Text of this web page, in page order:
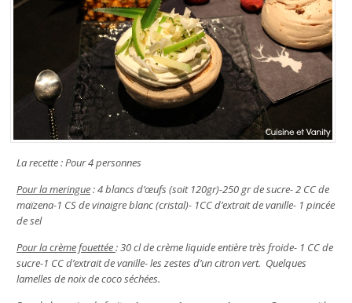
La recette : Pour 4 personnes
Pour la meringue: 4 blancs d’œufs (soit 120gr)-250 gr de sucre- 2 CC de
maïzena-1 CS de vinaigre blanc (cristal)- 1CC d’extrait de vanille- 1 pincée
de sel
Pour la crème fouettée: 30 cl de crème liquide entière très froide- 1 CC de
sucre-1 CC d’extrait de vanille- les zestes d’un citron vert. Quelques
lamelles de noix de coco séchées.